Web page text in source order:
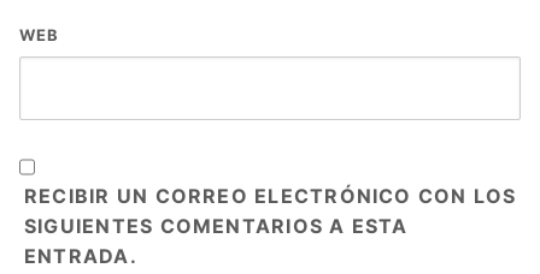
WEB
RECIBIR UN CORREO ELECTRÓNICO CON LOS
SIGUIENTES COMENTARIOS A ESTA
ENTRADA.